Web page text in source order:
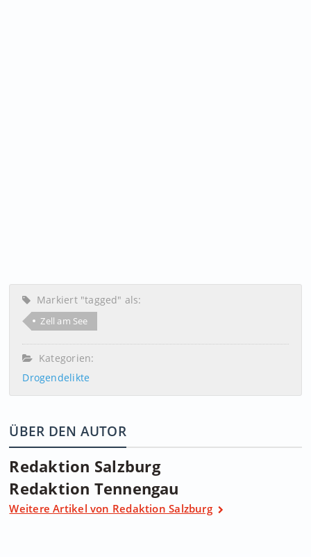
Markiert "tagged" als:
Zell am See
Kategorien:
Drogendelikte
ÜBER DEN AUTOR
Redaktion Salzburg
Redaktion Tennengau
Weitere Artikel von Redaktion Salzburg